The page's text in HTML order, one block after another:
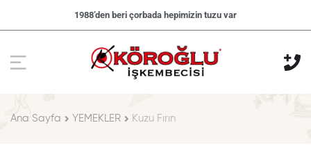
1988’den beri çorbada hepimizin tuzu var
Ana Sayfa YEMEKLER Kuzu Fırın